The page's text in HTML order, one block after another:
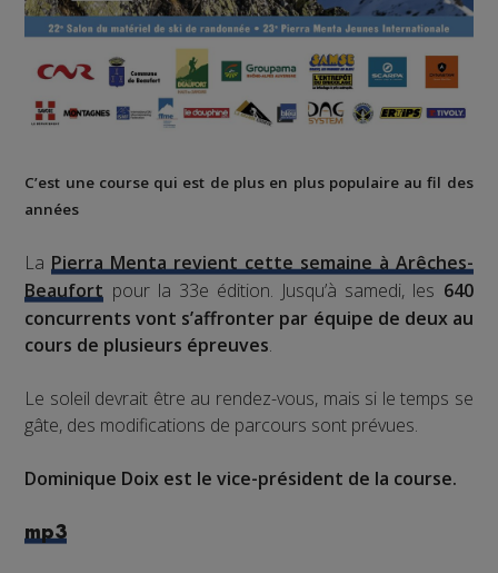
C’est une course qui est de plus en plus populaire au fil des
années
LaPierra Menta revient cette semaine à Arêches-
Beaufort pour la 33e édition. Jusqu’à samedi, les 640
concurrents vont s’affronter par équipe de deux au
cours de plusieurs épreuves.
Le soleil devrait être au rendez-vous, mais si le temps se
gâte, des modifications de parcours sont prévues.
Dominique Doix est le vice-président de la course.
mp3